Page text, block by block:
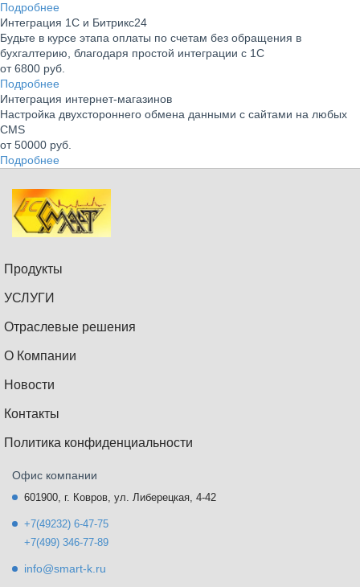
Подробнее
Интеграция 1С и Битрикс24
Будьте в курсе этапа оплаты по счетам без обращения в
бухгалтерию, благодаря простой интеграции с 1С
от 6800 руб.
Подробнее
Интеграция интернет-магазинов
Настройка двухстороннего обмена данными с сайтами на любых
CMS
от 50000 руб.
Подробнее
Продукты
УСЛУГИ
Отраслевые решения
О Компании
Новости
Контакты
Политика конфиденциальности
Офис компании
601900, г. Ковров, ул. Либерецкая, 4-42
+7(49232) 6-47-75
+7(499) 346-77-89
info@smart-k.ru